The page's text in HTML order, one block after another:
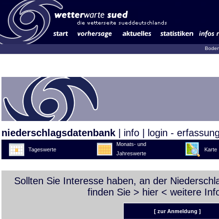
niederschlagsdatenbank info login -
Tageswerte
Monats- und
Jahreswerte
Karte
Sollten Sie Interesse haben, an der
finden Sie > hier < weitere
[ zur Anmeldung ]